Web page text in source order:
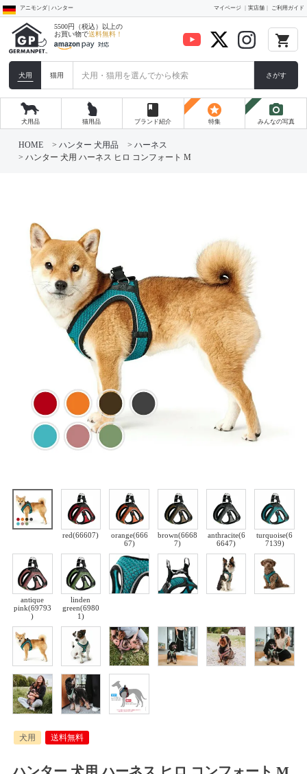
アニモンダ | ハンター マイページ 実店舗 ご利用ガイド
5500円（税込）以上の
お買い物で送料無料！ local_grocery_store
犬用 猫用 さがす
犬用品 猫用品
book
ブランド紹介
stars
特集
photo_camera
みんなの写真
HOME ハンター 犬用品
ハーネス
ハンター 犬用 ハーネス ヒロ コンフォート M
red(66607)
orange(666
67)
brown(6668
7)
anthracite(6
6647)
turquoise(6
7139)
antique
pink(69793
)
linden
green(6980
1)
犬用 送料無料